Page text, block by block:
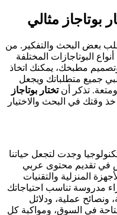
بوتاجاز مثالي
بعض البحث والتفكير. من
البوتاجازات المختلفة
وتصميم مطبخك، يمكنك اتخاذ
جميع متطلباتك ويجعل
تذكر أنتختار بوتاجاز
وقتك في البحث والاختيار
وجدت لتجعل حياتنا
في تقديم محتوى عربي
المنزلية والتقنيات
مدروسة تناسب احتياجاتك
ونصائح عملية، ودلائل
في السوق، ومواكبة كل